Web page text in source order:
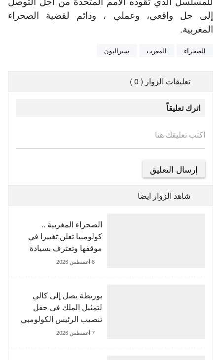
إلى حل واقعي، وعملي ، ودائم لقضية الصحراء
المغربية.
الصحراء المغرب سيراليون
تعليقات الزوار ( 0 )
اترك تعليقاً
اكتب تعليقك هنا
شاهد الزوار ايضا
الصحراء المغربية ..
كولومبيا تعلن تغييرا في
موقفها وتعترف بسيادة
المغرب على صحرائه
8 أغسطس 2026
بوريطة يصل إلى كالي
لتمثيل الملك في حفل
تنصيب الرئيس الكولومبي
الجديد
7 أغسطس 2026